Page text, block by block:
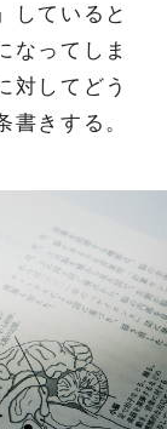
していると
なってしま
対してどう
書きする。